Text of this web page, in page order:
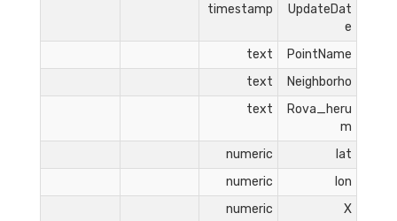
UpdateDat
e
timestamp
PointName
text
Neighborho
text
Rova_heru
m
text
lat
numeric
lon
numeric
X
numeric